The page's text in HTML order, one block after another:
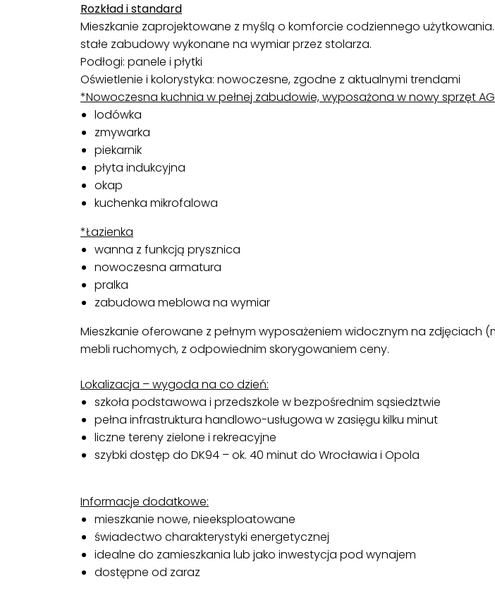
Rozkład i standard
Mieszkanie zaprojektowane z myślą o komforcie codziennego
stałe zabudowy wykonane na wymiar przez stolarza.
Podłogi: panele i płytki
Oświetlenie i kolorystyka: nowoczesne, zgodne z aktualnymi trendami
*Nowoczesna kuchnia w pełnej zabudowie, wyposażona w nowy sprzęt
lodówka
zmywarka
piekarnik
płyta indukcyjna
okap
kuchenka mikrofalowa
*Łazienka
wanna z funkcją prysznica
nowoczesna armatura
pralka
zabudowa meblowa na wymiar
Mieszkanie oferowane z pełnym wyposażeniem widocznym na zdjęciach
mebli ruchomych, z odpowiednim skorygowaniem ceny.
Lokalizacja – wygoda na co dzień:
szkoła podstawowa i przedszkole w bezpośrednim sąsiedztwie
pełna infrastruktura handlowo-usługowa w zasięgu kilku minut
liczne tereny zielone i rekreacyjne
szybki dostęp do DK94 – ok. 40 minut do Wrocławia i Opola
Informacje dodatkowe:
mieszkanie nowe, nieeksploatowane
świadectwo charakterystyki energetycznej
idealne do zamieszkania lub jako inwestycja pod wynajem
dostępne od zaraz